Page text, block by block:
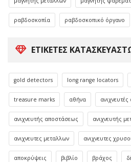
ραβδοσκοπία ραβδοσκοπικό όργανο
ΕΤΙΚΈΤΕΣ
gold detectors long range locators
treasure marks αθήνα
ανιχνευτής αποστάσεως ανιχνευτής
ανιχνευτες μεταλλων ανιχνευτες
αποκρύψεις βιβλίο βράχος